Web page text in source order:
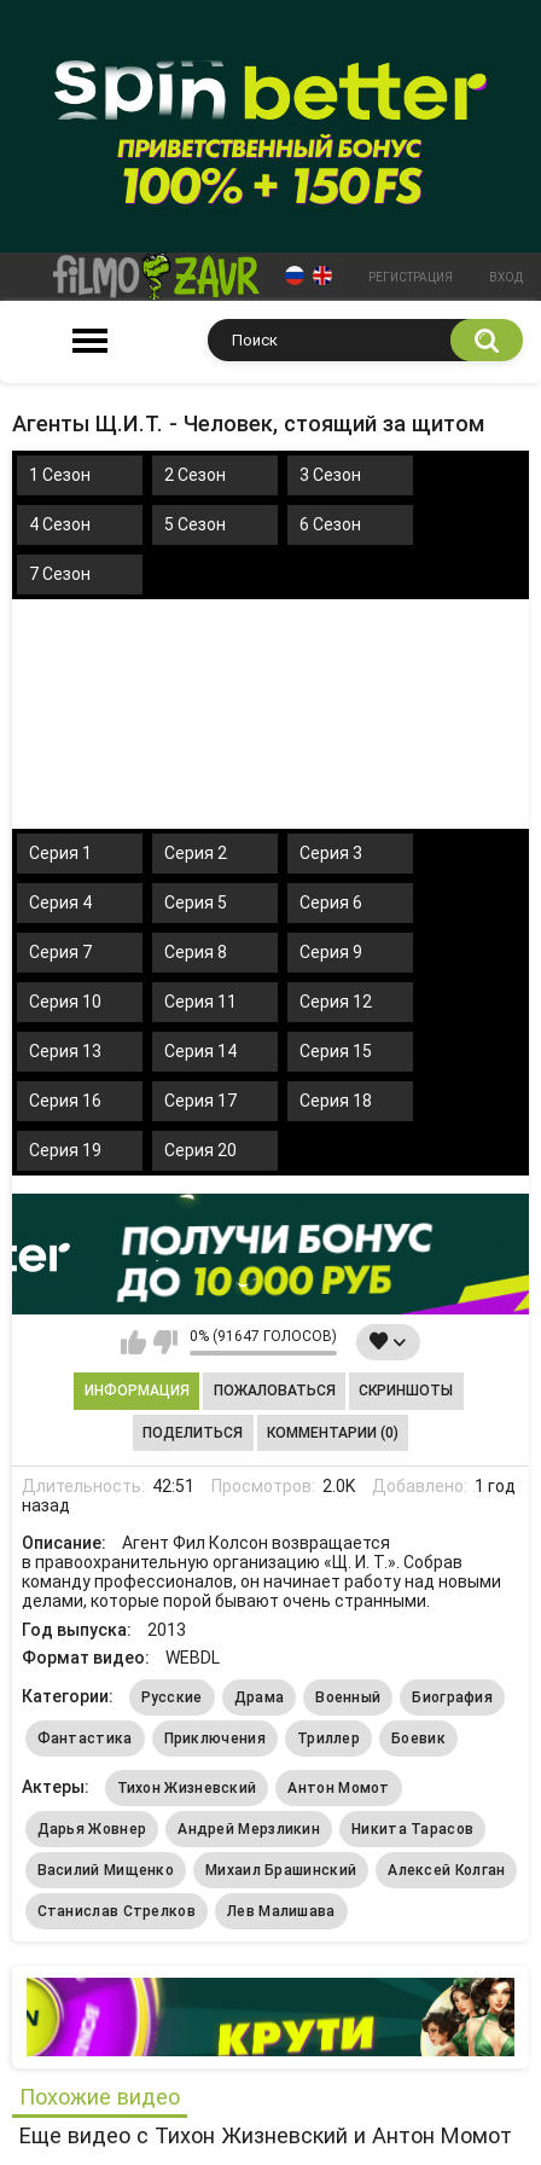
РЕГИСТРАЦИЯ ВХОД
Агенты Щ.И.Т. - Человек, стоящий за щитом
1 Сезон 2 Сезон 3 Сезон
4 Сезон 5 Сезон 6 Сезон
7 Сезон
Серия 1 Серия 2 Серия 3
Серия 4 Серия 5 Серия 6
Серия 7 Серия 8 Серия 9
Серия 10 Серия 11 Серия 12
Серия 13 Серия 14 Серия 15
Серия 16 Серия 17 Серия 18
Серия 19 Серия 20
0% (91647 ГОЛОСОВ)
ИНФОРМАЦИЯ ПОЖАЛОВАТЬСЯ СКРИНШОТЫ
ПОДЕЛИТЬСЯ КОММЕНТАРИИ (0)
Длительность: 42:51 Просмотров: 2.0K Добавлено: 1 год
назад
Описание:
Агент Фил Колсон возвращается
в правоохранительную организацию «Щ. И. Т.». Собрав
команду профессионалов, он начинает работу над новыми
делами, которые порой бывают очень странными.
Год выпуска:
2013
Формат видео:
WEBDL
Категории:
Русские Драма Военный Биография
Фантастика Приключения Триллер Боевик
Актеры: Тихон Жизневский Антон Момот
Дарья Жовнер Андрей Мерзликин Никита Тарасов
Василий Мищенко Михаил Брашинский Алексей Колган
Станислав Стрелков Лев Малишава
Похожие видео
Еще видео с Тихон Жизневский и Антон Момот